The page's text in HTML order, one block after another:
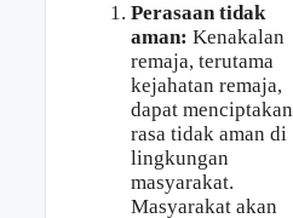
Perasaan tidak
aman: Kenakalan
remaja, terutama
kejahatan remaja,
dapat menciptakan
rasa tidak aman di
lingkungan
masyarakat.
Masyarakat akan